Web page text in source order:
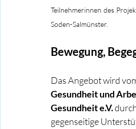
Teilnehmerinnen des
Soden-Salmünster.
Bewegung,
Das Angebot wird
Gesundheit und
Gesundheit e.V.
gegenseitige